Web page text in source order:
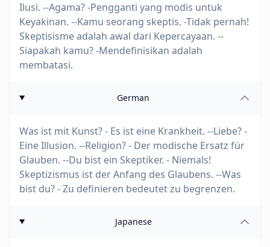
Ilusi. --Agama? -Pengganti yang modis untuk
Keyakinan. --Kamu seorang skeptis. -Tidak pernah!
Skeptisisme adalah awal dari Kepercayaan. --
Siapakah kamu? -Mendefinisikan adalah
membatasi.
German
Was ist mit Kunst? - Es ist eine Krankheit. --Liebe? -
Eine Illusion. --Religion? - Der modische Ersatz für
Glauben. --Du bist ein Skeptiker. - Niemals!
Skeptizismus ist der Anfang des Glaubens. --Was
bist du? - Zu definieren bedeutet zu begrenzen.
Japanese